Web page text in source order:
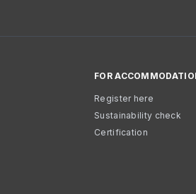
FOR
Register here
Sustainability check
Certification